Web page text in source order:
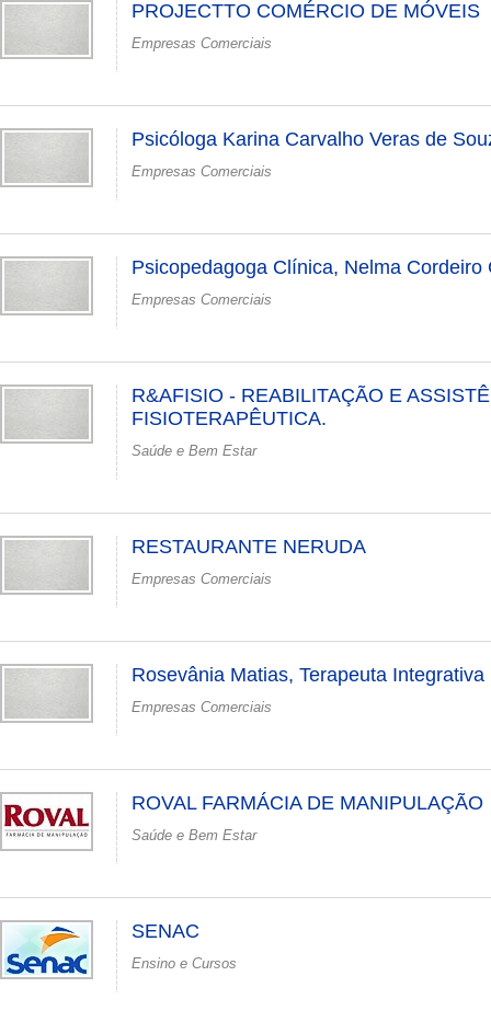
PROJECTTO COMÉRCIO DE MÓVEIS
Empresas Comerciais
Psicóloga Karina Carvalho Veras de
Empresas Comerciais
Psicopedagoga Clínica, Nelma Cordeiro
Empresas Comerciais
R&AFISIO - REABILITAÇÃO E
FISIOTERAPÊUTICA.
Saúde e Bem Estar
RESTAURANTE NERUDA
Empresas Comerciais
Rosevânia Matias, Terapeuta Integrativa
Empresas Comerciais
ROVAL FARMÁCIA DE MANIPULAÇÃO
Saúde e Bem Estar
SENAC
Ensino e Cursos